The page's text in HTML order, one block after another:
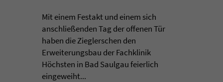
Mit einem Festakt und einem sich
anschließenden Tag der offenen Tür
haben die Zieglerschen den
Erweiterungsbau der Fachklinik
Höchsten in Bad Saulgau feierlich
eingeweiht...